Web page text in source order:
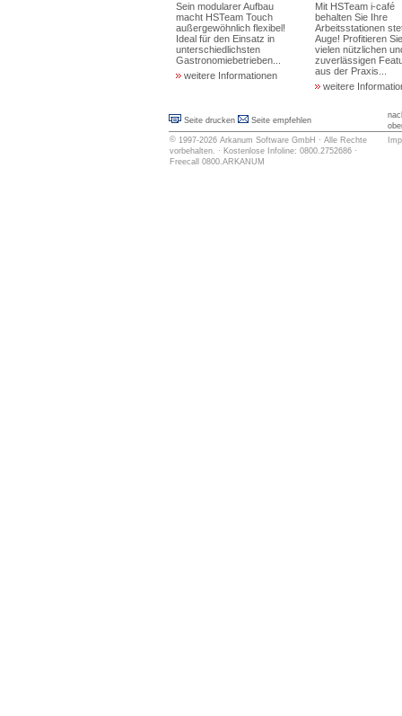
Sein modularer Aufbau
macht HSTeam Touch
außergewöhnlich flexibel!
Ideal für den Einsatz in
unterschiedlichsten
Gastronomiebetrieben...
weitere Informationen
Mit HSTeam i-café
behalten Sie Ihre
Arbeitsstationen
Auge! Profitieren
vielen nützlichen
zuverlässigen
aus der Praxis...
weitere
Seite drucken Seite empfehlen
© 1997-2026 Arkanum Software GmbH · Alle Rechte
vorbehalten. · Kostenlose Infoline: 0800.2752686 ·
Freecall 0800.ARKANUM